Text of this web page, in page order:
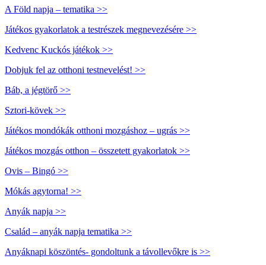
A Föld napja – tematika >>
Játékos gyakorlatok a testrészek megnevezésére >>
Kedvenc Kuckós játékok >>
Dobjuk fel az otthoni testnevelést! >>
Báb, a jégtörő >>
Sztori-kövek >>
Játékos mondókák otthoni mozgáshoz – ugrás >>
Játékos mozgás otthon – összetett gyakorlatok >>
Ovis – Bingó >>
Mókás agytorna! >>
Anyák napja >>
Család – anyák napja tematika >>
Anyáknapi köszöntés- gondoltunk a távollevőkre is >>